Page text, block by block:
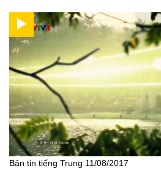
Bản tin tiếng Trung 11/08/2017